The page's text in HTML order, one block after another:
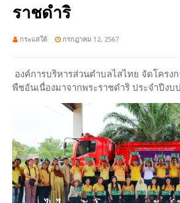
ราชดำริ
กระแสใต้ กรกฎาคม 12, 2567
องค์การบริหารส่วนตำบลไสไทย จัดโครง
พืชอันเนื่องมาจากพระราชดำริ ประจำปีง